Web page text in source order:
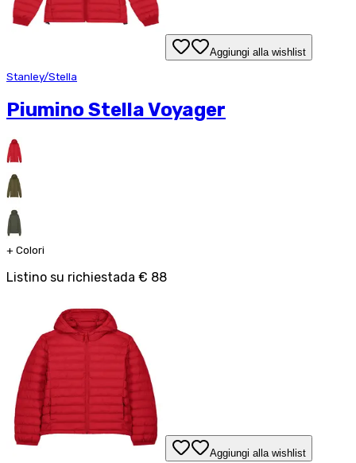
Aggiungi alla wishlist
Stanley/Stella
Piumino Stella Voyager
+ Colori
Listino su richiestada € 88
Aggiungi alla wishlist